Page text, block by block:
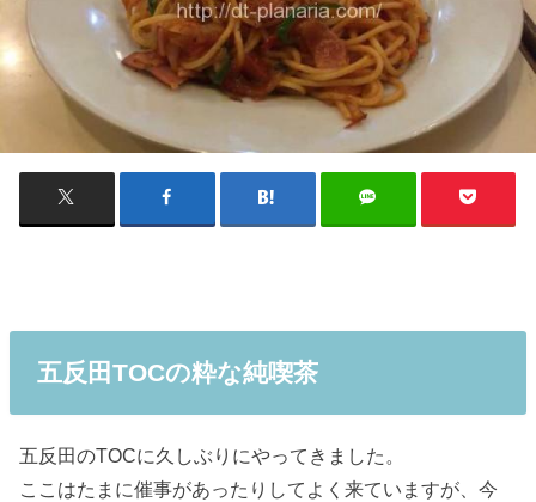
五反田TOCの粋な純喫茶
五反田のTOCに久しぶりにやってきました。
ここはたまに催事があったりしてよく来ていますが、今